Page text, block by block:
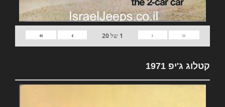
«
‹
1 של20
›
»
קטלוג ג'יפ 1971